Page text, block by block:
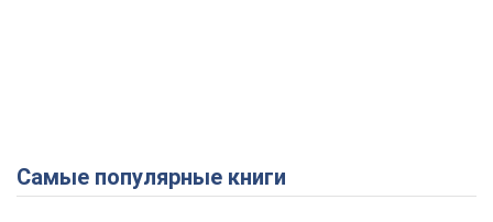
Самые популярные книги